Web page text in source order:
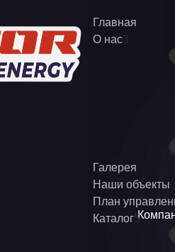
Главная
О нас3
Галерея
Наши объекты
План
Каталог5